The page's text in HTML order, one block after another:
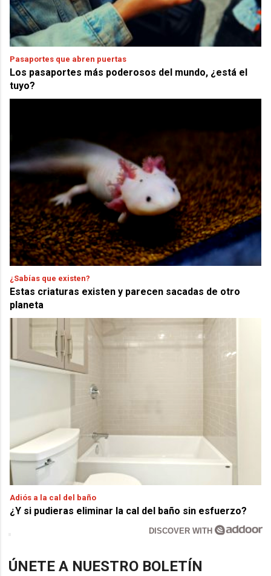
Pasaportes que abren puertas
Los pasaportes más poderosos del mundo, ¿está el
tuyo?
¿Sabías que existen?
Estas criaturas existen y parecen sacadas de otro
planeta
Adiós a la cal del baño
¿Y si pudieras eliminar la cal del baño sin esfuerzo?
DISCOVER WITH
ÚNETE A NUESTRO BOLETÍN